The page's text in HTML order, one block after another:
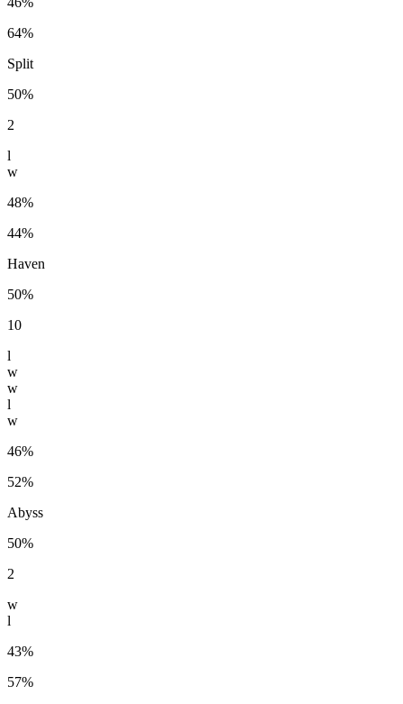
64%
Split
50%
2
l
w
48%
44%
Haven
50%
10
l
w
w
l
w
46%
52%
Abyss
50%
2
w
l
43%
57%